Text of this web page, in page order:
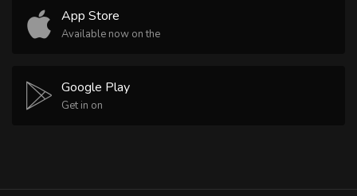
App Store
Available now on the
Google Play
Get in on